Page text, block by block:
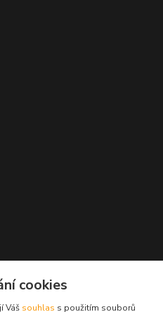
cookies
Váš souhlas s použitím souborů